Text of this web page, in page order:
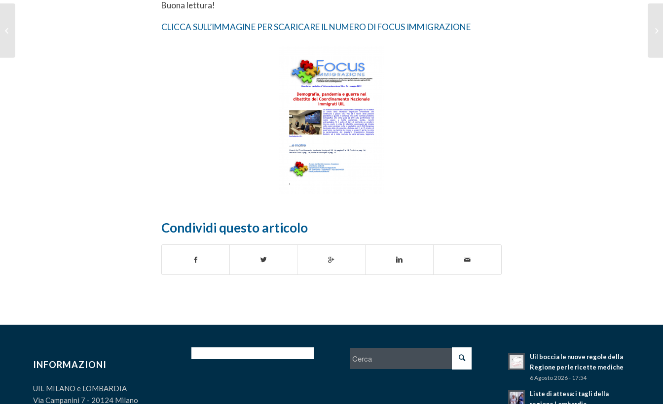
Buona lettura!
CLICCA SULL’IMMAGINE PER SCARICARE IL NUMERO DI FOCUS IMMIGRAZIONE
Condividi questo articolo
INFORMAZIONI
UIL MILANO e LOMBARDIA
Via Campanini 7 - 20124 Milano
Uil boccia le nuove regole della
Regione per le ricette mediche
6 Agosto 2026 - 17:54
Liste di attesa: i tagli della